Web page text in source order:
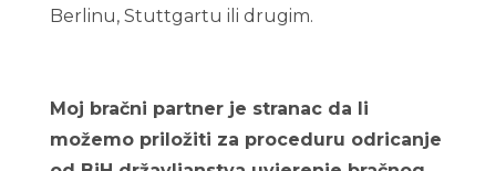
Berlinu, Stuttgartu ili drugim.
Moj bračni partner je stranac da li
možemo priložiti za proceduru odricanje